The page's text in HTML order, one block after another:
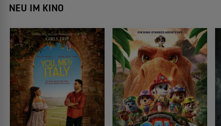
NEU IM KINO